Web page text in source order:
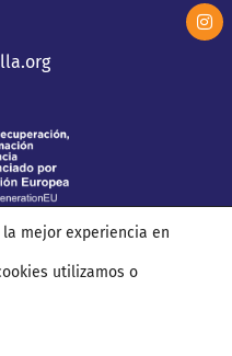
los derechos reservados.
mejor experiencia en
utilizamos o